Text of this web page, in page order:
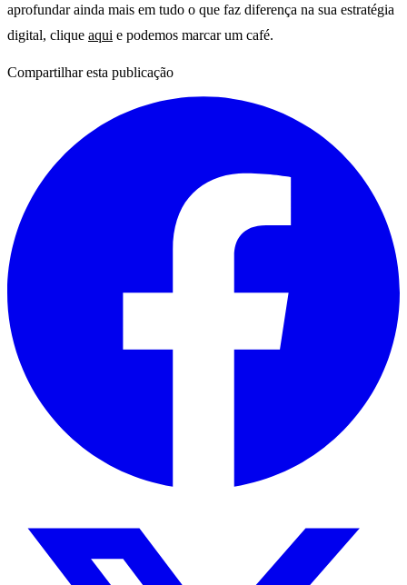
aprofundar ainda mais em tudo o que faz diferença na sua estratégia
digital, clique aqui e podemos marcar um café.
Compartilhar esta publicação